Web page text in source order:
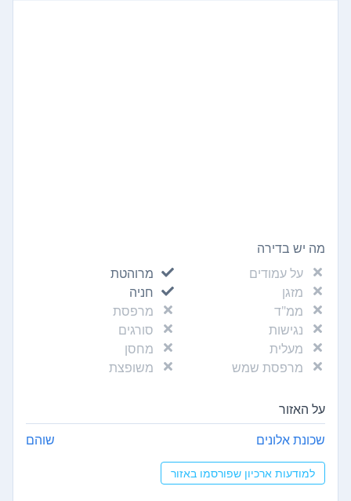
מה יש בדירה
על עמודים
מרוהטת
מזגן
חניה
ממ"ד
מרפסת
נגישות
סורגים
מעלית
מחסן
מרפסת שמש
משופצת
על האזור
שכונת אלונים שוהם
למודעות ארכיון שפורסמו באזור